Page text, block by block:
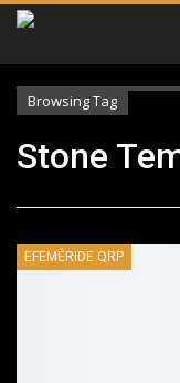
Browsing Tag
Stone
EFEMÉRIDE QRP